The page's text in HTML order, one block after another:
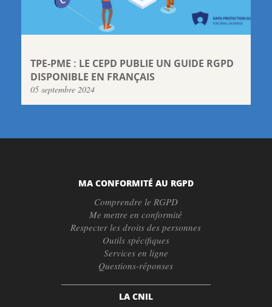
TPE-PME : LE CEPD PUBLIE UN GUIDE RGPD
DISPONIBLE EN FRANÇAIS
05 septembre 2024
MA CONFORMITÉ AU RGPD
Comprendre le RGPD
Me mettre en conformité
Respecter les droits des personnes
Outils spécifiques
Services en ligne
Questions-réponses
LA CNIL